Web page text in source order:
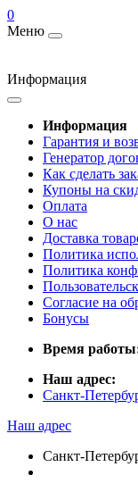
0
Меню
Информация
Информация
Гарантия и
Генератор
Как сделать
Купоны на
Оплата
О нас
Доставка
Политика
Политика
Согласие на
Бонусы
Время
Наш адрес:
Санкт-
Наш адрес
Санкт-